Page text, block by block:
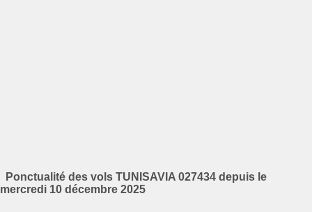
Ponctualité des vols TUNISAVIA 027434 depuis le
mercredi 10 décembre 2025